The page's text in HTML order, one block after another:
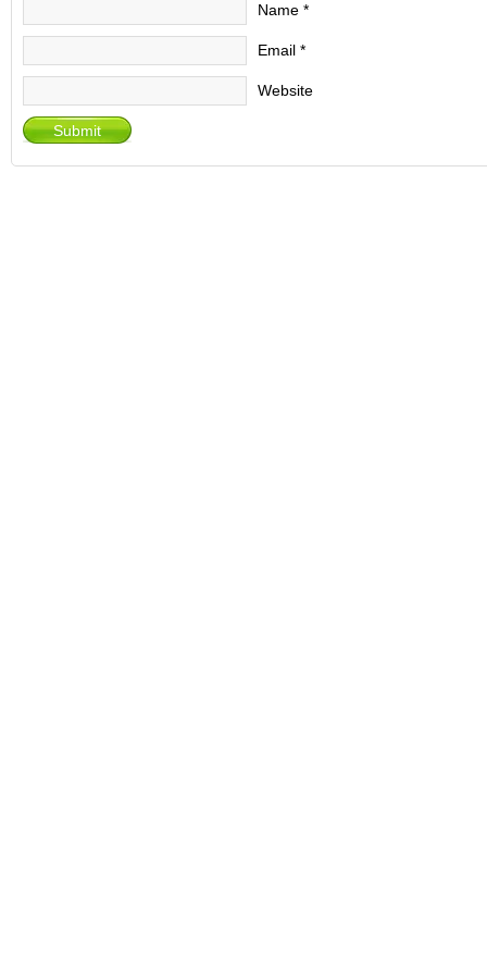
Name *
Email *
Website